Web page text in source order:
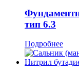
тип 6.3
Подробнее